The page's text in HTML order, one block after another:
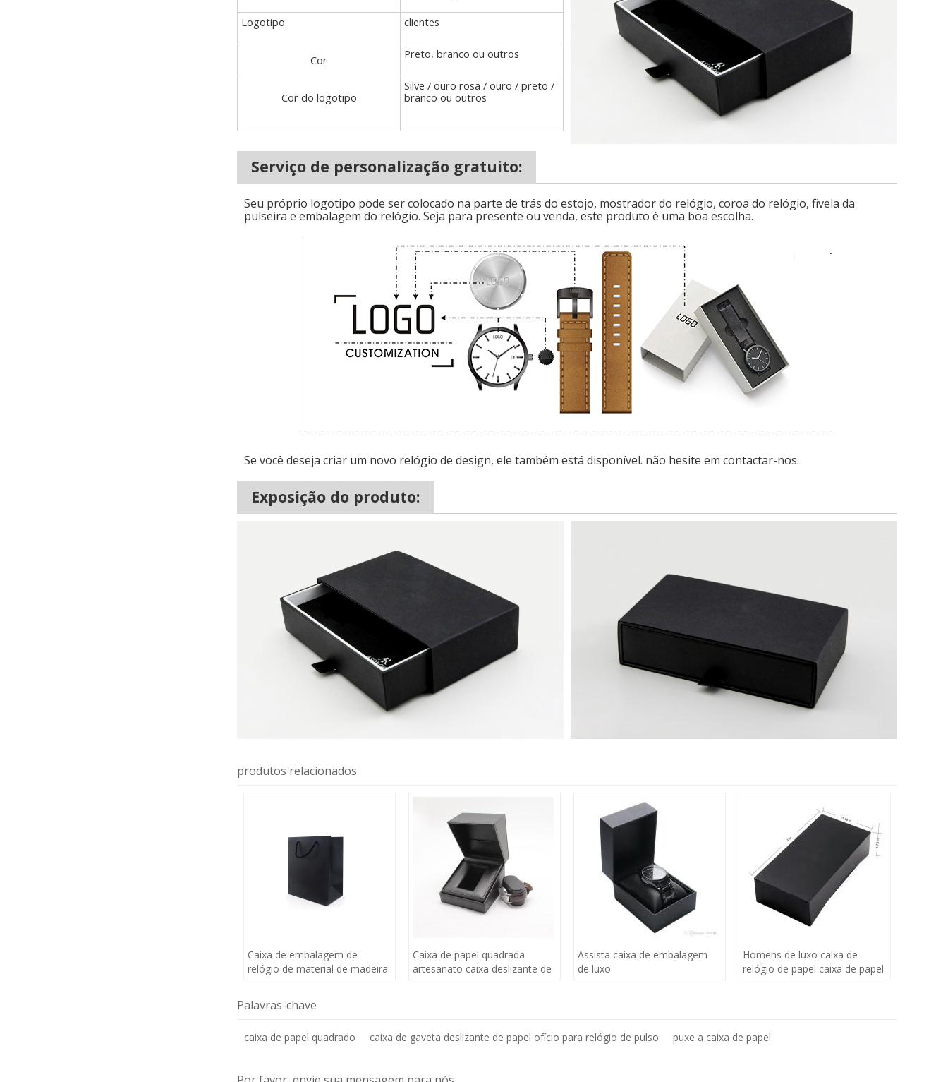
Logotipo clientes
Cor Preto, branco ou outros
Cor do logotipo
Silve / ouro rosa / ouro / preto /
branco ou outros
Serviço de personalização gratuito:
Seu próprio logotipo pode ser colocado na parte de trás do estojo, mostrador do relógio, coroa do relógio, fivela da
pulseira e embalagem do relógio. Seja para presente ou venda, este produto é uma boa escolha.
Se você deseja criar um novo relógio de design, ele também está disponível. não hesite em contactar-nos.
Exposição do produto:
produtos relacionados
Caixa de embalagem de
relógio de material de madeira
Caixa de papel quadrada
artesanato caixa deslizante de
Assista caixa de embalagem
de luxo
Homens de luxo caixa de
relógio de papel caixa de papel
Palavras-chave
caixa de papel quadrado caixa de gaveta deslizante de papel ofício para relógio de pulso puxe a caixa de papel